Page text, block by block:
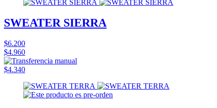
SWEATER SIERRA
$6.200
$4.960
$4.340